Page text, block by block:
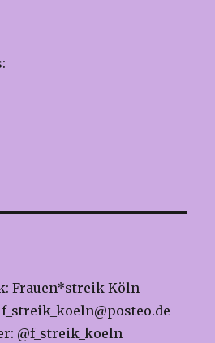
Frauen*streik Köln
f_streik_koeln@posteo.de
@f_streik_koeln